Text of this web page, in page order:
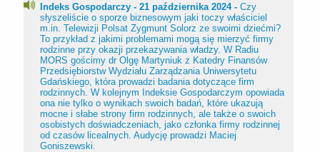
Indeks Gospodarczy - 21 października 2024 - Czy
słyszeliście o sporze biznesowym jaki toczy właściciel
m.in. Telewizji Polsat Zygmunt Solorz ze swoimi dziećmi?
To przykład z jakimi problemami mogą się mierzyć firmy
rodzinne przy okazji przekazywania władzy. W Radiu
MORS gościmy dr Olgę Martyniuk z Katedry Finansów
Przedsiębiorstw Wydziału Zarządzania Uniwersytetu
Gdańskiego, która prowadzi badania dotyczące firm
rodzinnych. W kolejnym Indeksie Gospodarczym opowiada
ona nie tylko o wynikach swoich badań, które ukazują
mocne i słabe strony firm rodzinnych, ale także o swoich
osobistych doświadczeniach, jako członka firmy rodzinnej
od czasów licealnych. Audycję prowadzi Maciej
Goniszewski.